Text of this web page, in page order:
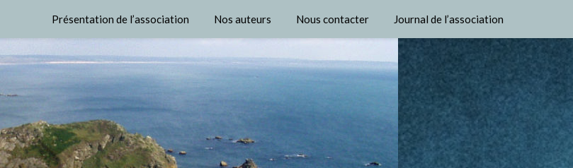
Présentation de l’association Nos auteurs Nous contacter Journal de l’association